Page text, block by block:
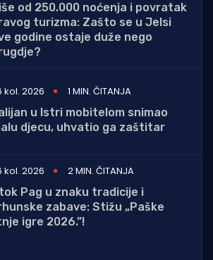
od 250.000 noćenja i povratak
turizma: Zašto se u Jelsi
godine ostaje duže nego
kol. 2026
1 MIN. ČITANJA
u Istri mobitelom snimao
djecu, uhvatio ga zaštitar
kol. 2026
2 MIN. ČITANJA
Pag u znaku tradicije i
zabave: Stižu „Paške
igre 2026.”!